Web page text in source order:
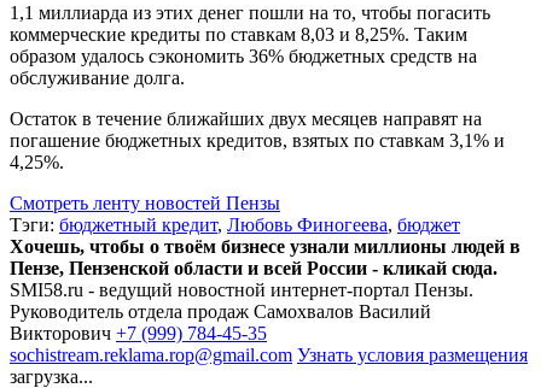
1,1 миллиарда из этих денег пошли на то, чтобы погасить
коммерческие кредиты по ставкам 8,03 и 8,25%. Таким
образом удалось сэкономить 36% бюджетных средств на
обслуживание долга.
Остаток в течение ближайших двух месяцев направят на
погашение бюджетных кредитов, взятых по ставкам 3,1% и
4,25%.
Смотреть ленту новостей Пензы
Тэги: бюджетный кредит, Любовь Финогеева, бюджет
Хочешь, чтобы о твоём бизнесе узнали миллионы людей в
Пензе, Пензенской области и всей России - кликай сюда.
SMI58.ru - ведущий новостной интернет-портал Пензы.
Руководитель отдела продаж Самохвалов Василий
Викторович +7 (999) 784-45-35
sochistream.reklama.rop@gmail.com Узнать условия размещения
загрузка...